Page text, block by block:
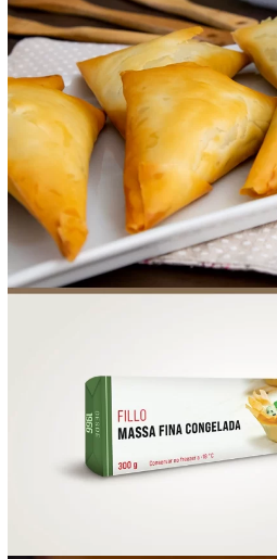
ONDE COMPRAR LOJAS AROSA
FOOD SERVICE EMPRESA
INVERNO SAC